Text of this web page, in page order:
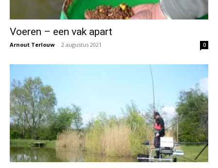
Voeren – een vak apart
Arnout Terlouw - 2 augustus 2021 0